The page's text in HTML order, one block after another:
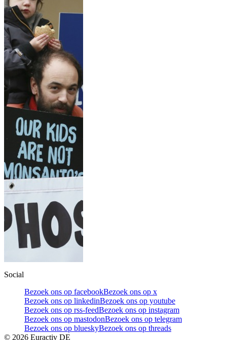
Social
Bezoek ons op facebookBezoek ons op x
Bezoek ons op linkedinBezoek ons op youtube
Bezoek ons op rss-feedBezoek ons op instagram
Bezoek ons op mastodonBezoek ons op telegram
Bezoek ons op blueskyBezoek ons op threads
© 2026 Euractiv DE